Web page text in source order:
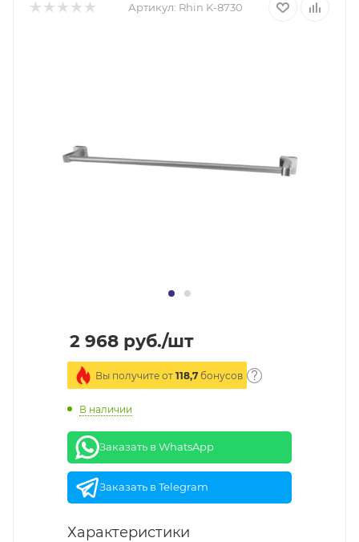
Артикул: Rhin K-8730
2 968 руб./шт
Вы получите от 118,7 бонусов
В наличии
Заказать в WhatsApp
Заказать в Telegram
Характеристики